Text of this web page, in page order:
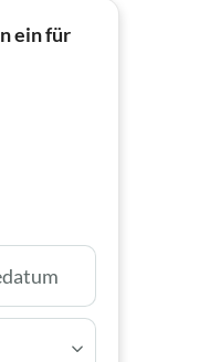
ein für